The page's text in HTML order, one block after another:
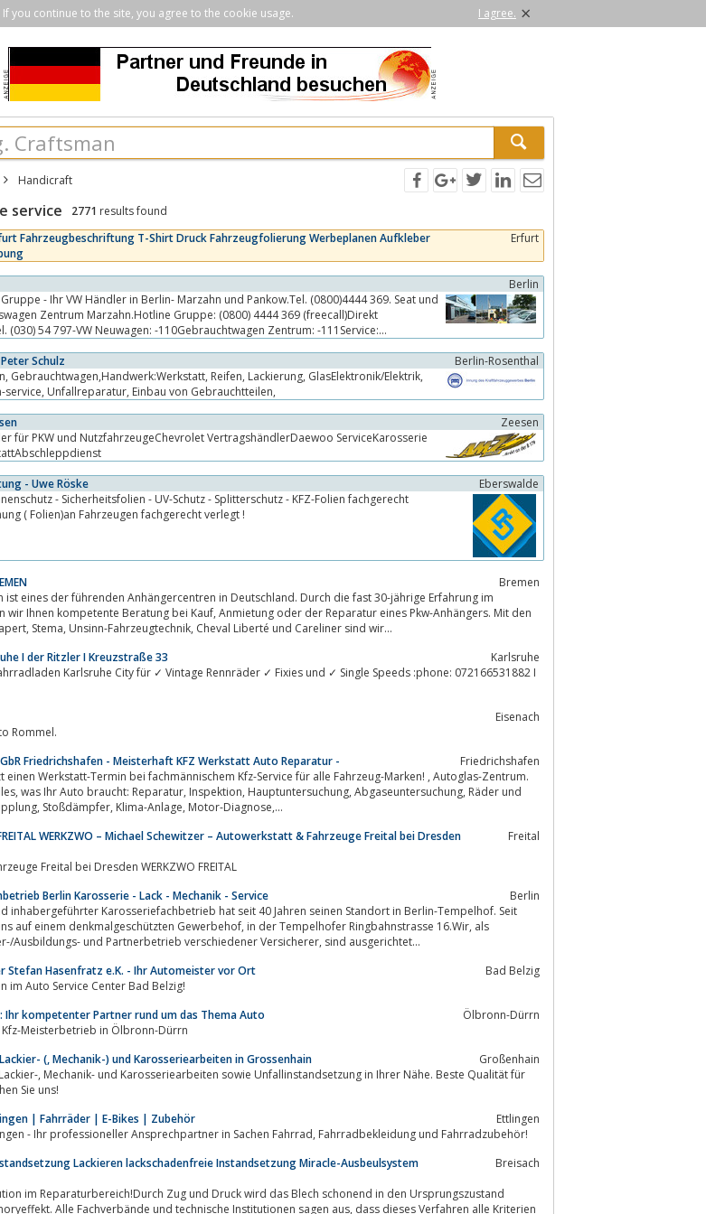
you continue to the site, you agree to the cookie usage. I agree. ×
Handicraft
service 2771 results found
Fahrzeugbeschriftung T-Shirt Druck Fahrzeugfolierung Werbeplanen Aufkleber
Erfurt
Berlin
Gruppe - Ihr VW Händler in Berlin- Marzahn und Pankow.Tel. (0800)4444 369. Seat und
Zentrum Marzahn.Hotline Gruppe: (0800) 4444 369 (freecall)Direkt
(030) 54 797-VW Neuwagen: -110Gebrauchtwagen Zentrum: -111Service:
Schulz
Berlin-Rosenthal
Gebrauchtwagen,Handwerk:Werkstatt, Reifen, Lackierung, GlasElektronik/Elektrik,
service, Unfallreparatur, Einbau von Gebrauchtteilen,
Zeesen
für PKW und NutzfahrzeugeChevrolet VertragshändlerDaewoo ServiceKarosserie
- Uwe Röske
Eberswalde
- Sicherheitsfolien - UV-Schutz - Splitterschutz - KFZ-Folien fachgerecht
( Folien)an Fahrzeugen fachgerecht verlegt !
Bremen
ist eines der führenden Anhängercentren in Deutschland. Durch die fast 30-jährige Erfahrung im
Beratung bei Kauf, Anmietung oder der Reparatur eines Pkw-Anhängers. Mit den
Qualitäts-Marken Hapert, Stema, Unsinn-Fahrzeugtechnik, Cheval Liberté und Careliner sind wir...
I der Ritzler I Kreuzstraße 33
Karlsruhe
Karlsruhe City für ✓ Vintage Rennräder ✓ Fixies und ✓ Single Speeds :phone: 072166531882 I
Eisenach
Rommel.
Friedrichshafen - Meisterhaft KFZ Werkstatt Auto Reparatur -
Friedrichshafen
Werkstatt-Termin bei fachmännischem Kfz-Service für alle Fahrzeug-Marken! , Autoglas-Zentrum.
Räder und
Reifen, Bremsen, Kupplung, Stoßdämpfer, Klima-Anlage, Motor-Diagnose,...
WERKZWO – Michael Schewitzer – Autowerkstatt & Fahrzeuge Freital bei Dresden
Freital
Freital bei Dresden WERKZWO FREITAL
Berlin Karosserie - Lack - Mechanik - Service
Berlin
inhabergeführter Karosseriefachbetrieb hat seit 40 Jahren seinen Standort in Berlin-Tempelhof. Seit
Gewerbehof, in der Tempelhofer Ringbahnstrasse 16.Wir, als
Innungsfach-/Meister-/Ausbildungs- und Partnerbetrieb verschiedener Versicherer, sind ausgerichtet...
Stefan Hasenfratz e.K. - Ihr Automeister vor Ort
Bad Belzig
im Auto Service Center Bad Belzig!
Ihr kompetenter Partner rund um das Thema Auto
Ölbronn-Dürrn
Meisterbetrieb in Ölbronn-Dürrn
Lackier- (, Mechanik-) und Karosseriearbeiten in Grossenhain
Großenhain
in Ihrer Nähe. Beste Qualität für
Sie uns!
| Fahrräder | E-Bikes | Zubehör
Ettlingen
Radial - 76275 - Ettlingen - Ihr professioneller Ansprechpartner in Sachen Fahrrad, Fahrradbekleidung und Fahrradzubehör!
Lackieren lackschadenfreie Instandsetzung Miracle-Ausbeulsystem
Breisach
im Reparaturbereich!Durch Zug und Druck wird das Blech schonend in den Ursprungszustand
Alle Fachverbände und technische Institutionen sagen aus, dass dieses Verfahren alle Kriterien